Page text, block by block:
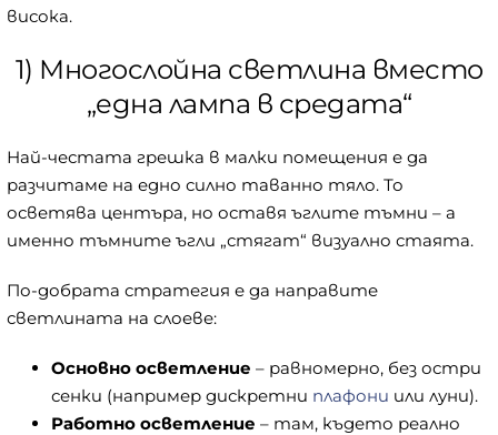
висока.
1) Многослойна светлина вместо
„една лампа в средата“
Най-честата грешка в малки помещения е да
разчитаме на едно силно таванно тяло. То
осветява центъра, но оставя ъглите тъмни – а
именно тъмните ъгли „стягат“ визуално стаята.
По-добрата стратегия е да направите
светлината на слоеве:
Основно осветление – равномерно, без остри
сенки (например дискретни плафони или луни).
Работно осветление – там, където реално